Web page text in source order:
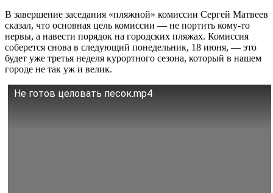
В завершение заседания «пляжной» комиссии Сергей Матвеев
сказал, что основная цель комиссии — не портить кому‑то
нервы, а навести порядок на городских пляжах. Комиссия
соберется снова в следующий понедельник, 18 июня, — это
будет уже третья неделя курортного сезона, который в нашем
городе не так уж и велик.
Не готов целовать песок.mp4